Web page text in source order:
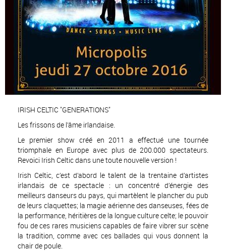
IRISH CELTIC "GENERATIONS"
Les frissons de l’âme irlandaise.
Le premier show créé en 2011 a effectué une tournée
triomphale en Europe avec plus de 200.000 spectateurs.
Revoici Irish Celtic dans une toute nouvelle version !
Irish Celtic, c’est d’abord le talent de la trentaine d’artistes
irlandais de ce spectacle : un concentré d’énergie des
meilleurs danseurs du pays, qui martèlent le plancher du pub
de leurs claquettes; la magie aérienne des danseuses, fées de
la performance, héritières de la longue culture celte; le pouvoir
fou de ces rares musiciens capables de faire vibrer sur scène
la tradition, comme avec ces ballades qui vous donnent la
chair de poule.